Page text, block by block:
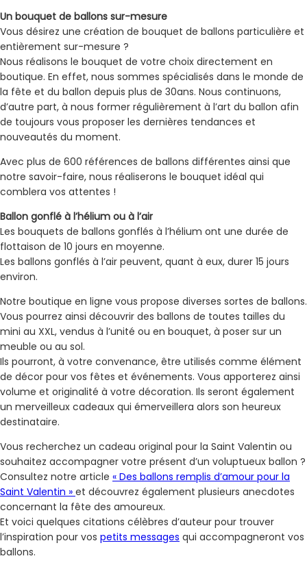
Un bouquet de ballons sur-mesure
Vous désirez une création de bouquet de ballons particulière et
entièrement sur-mesure ?
Nous réalisons le bouquet de votre choix directement en
boutique. En effet, nous sommes spécialisés dans le monde de
la fête et du ballon depuis plus de 30ans. Nous continuons,
d’autre part, à nous former régulièrement à l’art du ballon afin
de toujours vous proposer les dernières tendances et
nouveautés du moment.
Avec plus de 600 références de ballons différentes ainsi que
notre savoir-faire, nous réaliserons le bouquet idéal qui
comblera vos attentes !
Ballon gonflé à l’hélium ou à l’air
Les bouquets de ballons gonflés à l’hélium ont une durée de
flottaison de 10 jours en moyenne.
Les ballons gonflés à l’air peuvent, quant à eux, durer 15 jours
environ.
Notre boutique en ligne vous propose diverses sortes de ballons.
Vous pourrez ainsi découvrir des ballons de toutes tailles du
mini au XXL, vendus à l’unité ou en bouquet, à poser sur un
meuble ou au sol.
Ils pourront, à votre convenance, être utilisés comme élément
de décor pour vos fêtes et événements. Vous apporterez ainsi
volume et originalité à votre décoration. Ils seront également
un merveilleux cadeaux qui émerveillera alors son heureux
destinataire.
Vous recherchez un cadeau original pour la Saint Valentin ou
souhaitez accompagner votre présent d’un voluptueux ballon ?
Consultez notre article « Des ballons remplis d’amour pour la
Saint Valentin » et découvrez également plusieurs anecdotes
concernant la fête des amoureux.
Et voici quelques citations célèbres d’auteur pour trouver
l’inspiration pour vos petits messages qui accompagneront vos
ballons.